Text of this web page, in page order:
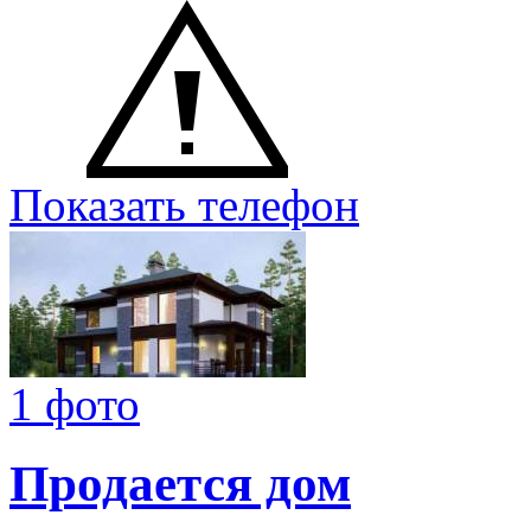
Показать телефон
1 фото
Продается дом